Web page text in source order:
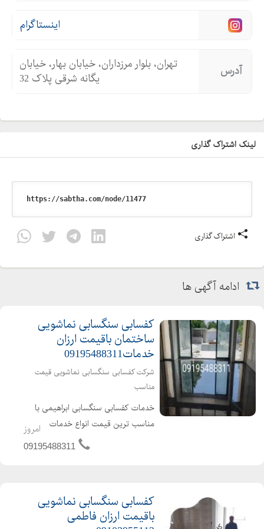
نرم‌افزارهای مربوطه
اینستاگرام
آدرس
تهران، بلوار مرزداران، خیابان بهار، خیابان
یگانه شرقی پلاک 32
لینک اشتراک گذاری
اشتراک گذاری
ادامه آگهی ها
کفسابی سنگسابی نماشویی
ساختمان باقیمت ارزان
خدمات09195488311
شرکت کفسابی سنگسابی نماشویی قیمت
مناسب
خدمات کفسابی سنگسابی ابراهیمی با
مناسب ترین قیمت انواع خدمات
کفسابی اعم از کفسابی پارکینگ پارکت
امروز
09195488311
کفسابی سنگسابی نماشویی
باقیمت ارزان فاطمی